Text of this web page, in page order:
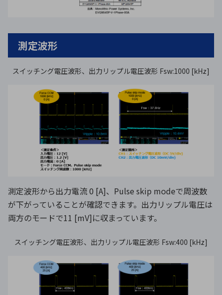
測定波形
スイッチング電圧波形、出力リップル電圧波形 Fsw:1000 [kHz]
測定波形から出力電流 0 [A]、Pulse skip modeで周波数
が下がっていることが確認できます。出力リップル電圧は
両方のモードで11 [mV]に収まっています。
スイッチング電圧波形、出力リップル電圧波形 Fsw:400 [kHz]